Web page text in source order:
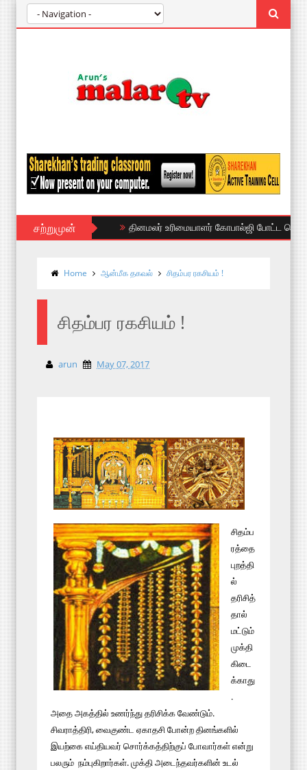
சற்றுமுன் janhavi kapoor HOT தர்ஷா குப்தா
Home ஆன்மீக தகவல் சிதம்பர ரகசியம் !
சிதம்பர ரகசியம் !
arun May 07, 2017
சிதம்ப
ரத்தை
புறத்தி
ல்
தரிசித்
தால்
மட்டும்
முக்தி
கிடை
க்காது
.
அதை அகத்தில் உணர்ந்து தரிசிக்க வேண்டும்.
சிவராத்திரி, வைகுண்ட ஏகாதசி போன்ற தினங்களில்
இயற்கை எய்தியவர் சொர்க்கத்திற்குப் போவார்கள் என்று
பலரும் நம்புகிறார்கள். முக்தி அடைந்தவர்களின் உடல்